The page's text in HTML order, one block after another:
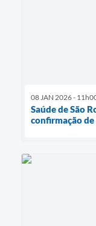
08 JAN 2026 -
Saúde de São
confirmação